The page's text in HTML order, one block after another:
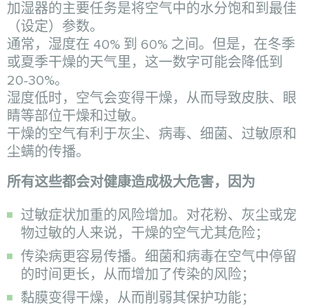
加湿器的主要任务是将空气中的水分饱和到最佳
（设定）参数。
通常，湿度在 40% 到 60% 之间。但是，在冬季
或夏季干燥的天气里，这一数字可能会降低到
20-30%。
湿度低时，空气会变得干燥，从而导致皮肤、眼
睛等部位干燥和过敏。
干燥的空气有利于灰尘、病毒、细菌、过敏原和
尘螨的传播。
所有这些都会对健康造成极大危害，因为
过敏症状加重的风险增加。对花粉、灰尘或宠
物过敏的人来说，干燥的空气尤其危险；
传染病更容易传播。细菌和病毒在空气中停留
的时间更长，从而增加了传染的风险；
黏膜变得干燥，从而削弱其保护功能；